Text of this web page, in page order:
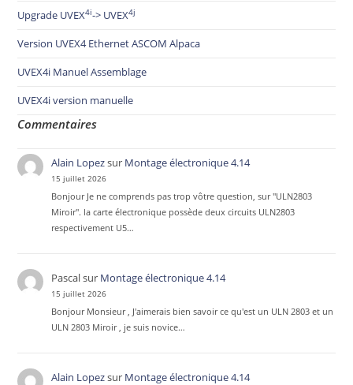
Upgrade UVEX4i-> UVEX4j
Version UVEX4 Ethernet ASCOM Alpaca
UVEX4i Manuel Assemblage
UVEX4i version manuelle
Commentaires
Alain Lopezsur Montage électronique 4.14
15 juillet 2026
Bonjour Je ne comprends pas trop vôtre question, sur "ULN2803
Miroir". la carte électronique possède deux circuits ULN2803
respectivement U5…
Pascalsur Montage électronique 4.14
15 juillet 2026
Bonjour Monsieur , J'aimerais bien savoir ce qu'est un ULN 2803 et un
ULN 2803 Miroir , je suis novice…
Alain Lopezsur Montage électronique 4.14